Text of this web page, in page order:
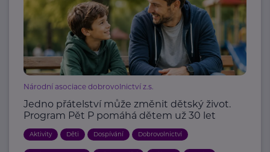
Národní asociace dobrovolnictví z.s.
Jedno přátelství může změnit dětský život.
Program Pět P pomáhá dětem už 30 let
Aktivity Děti Dospívání Dobrovolnictví